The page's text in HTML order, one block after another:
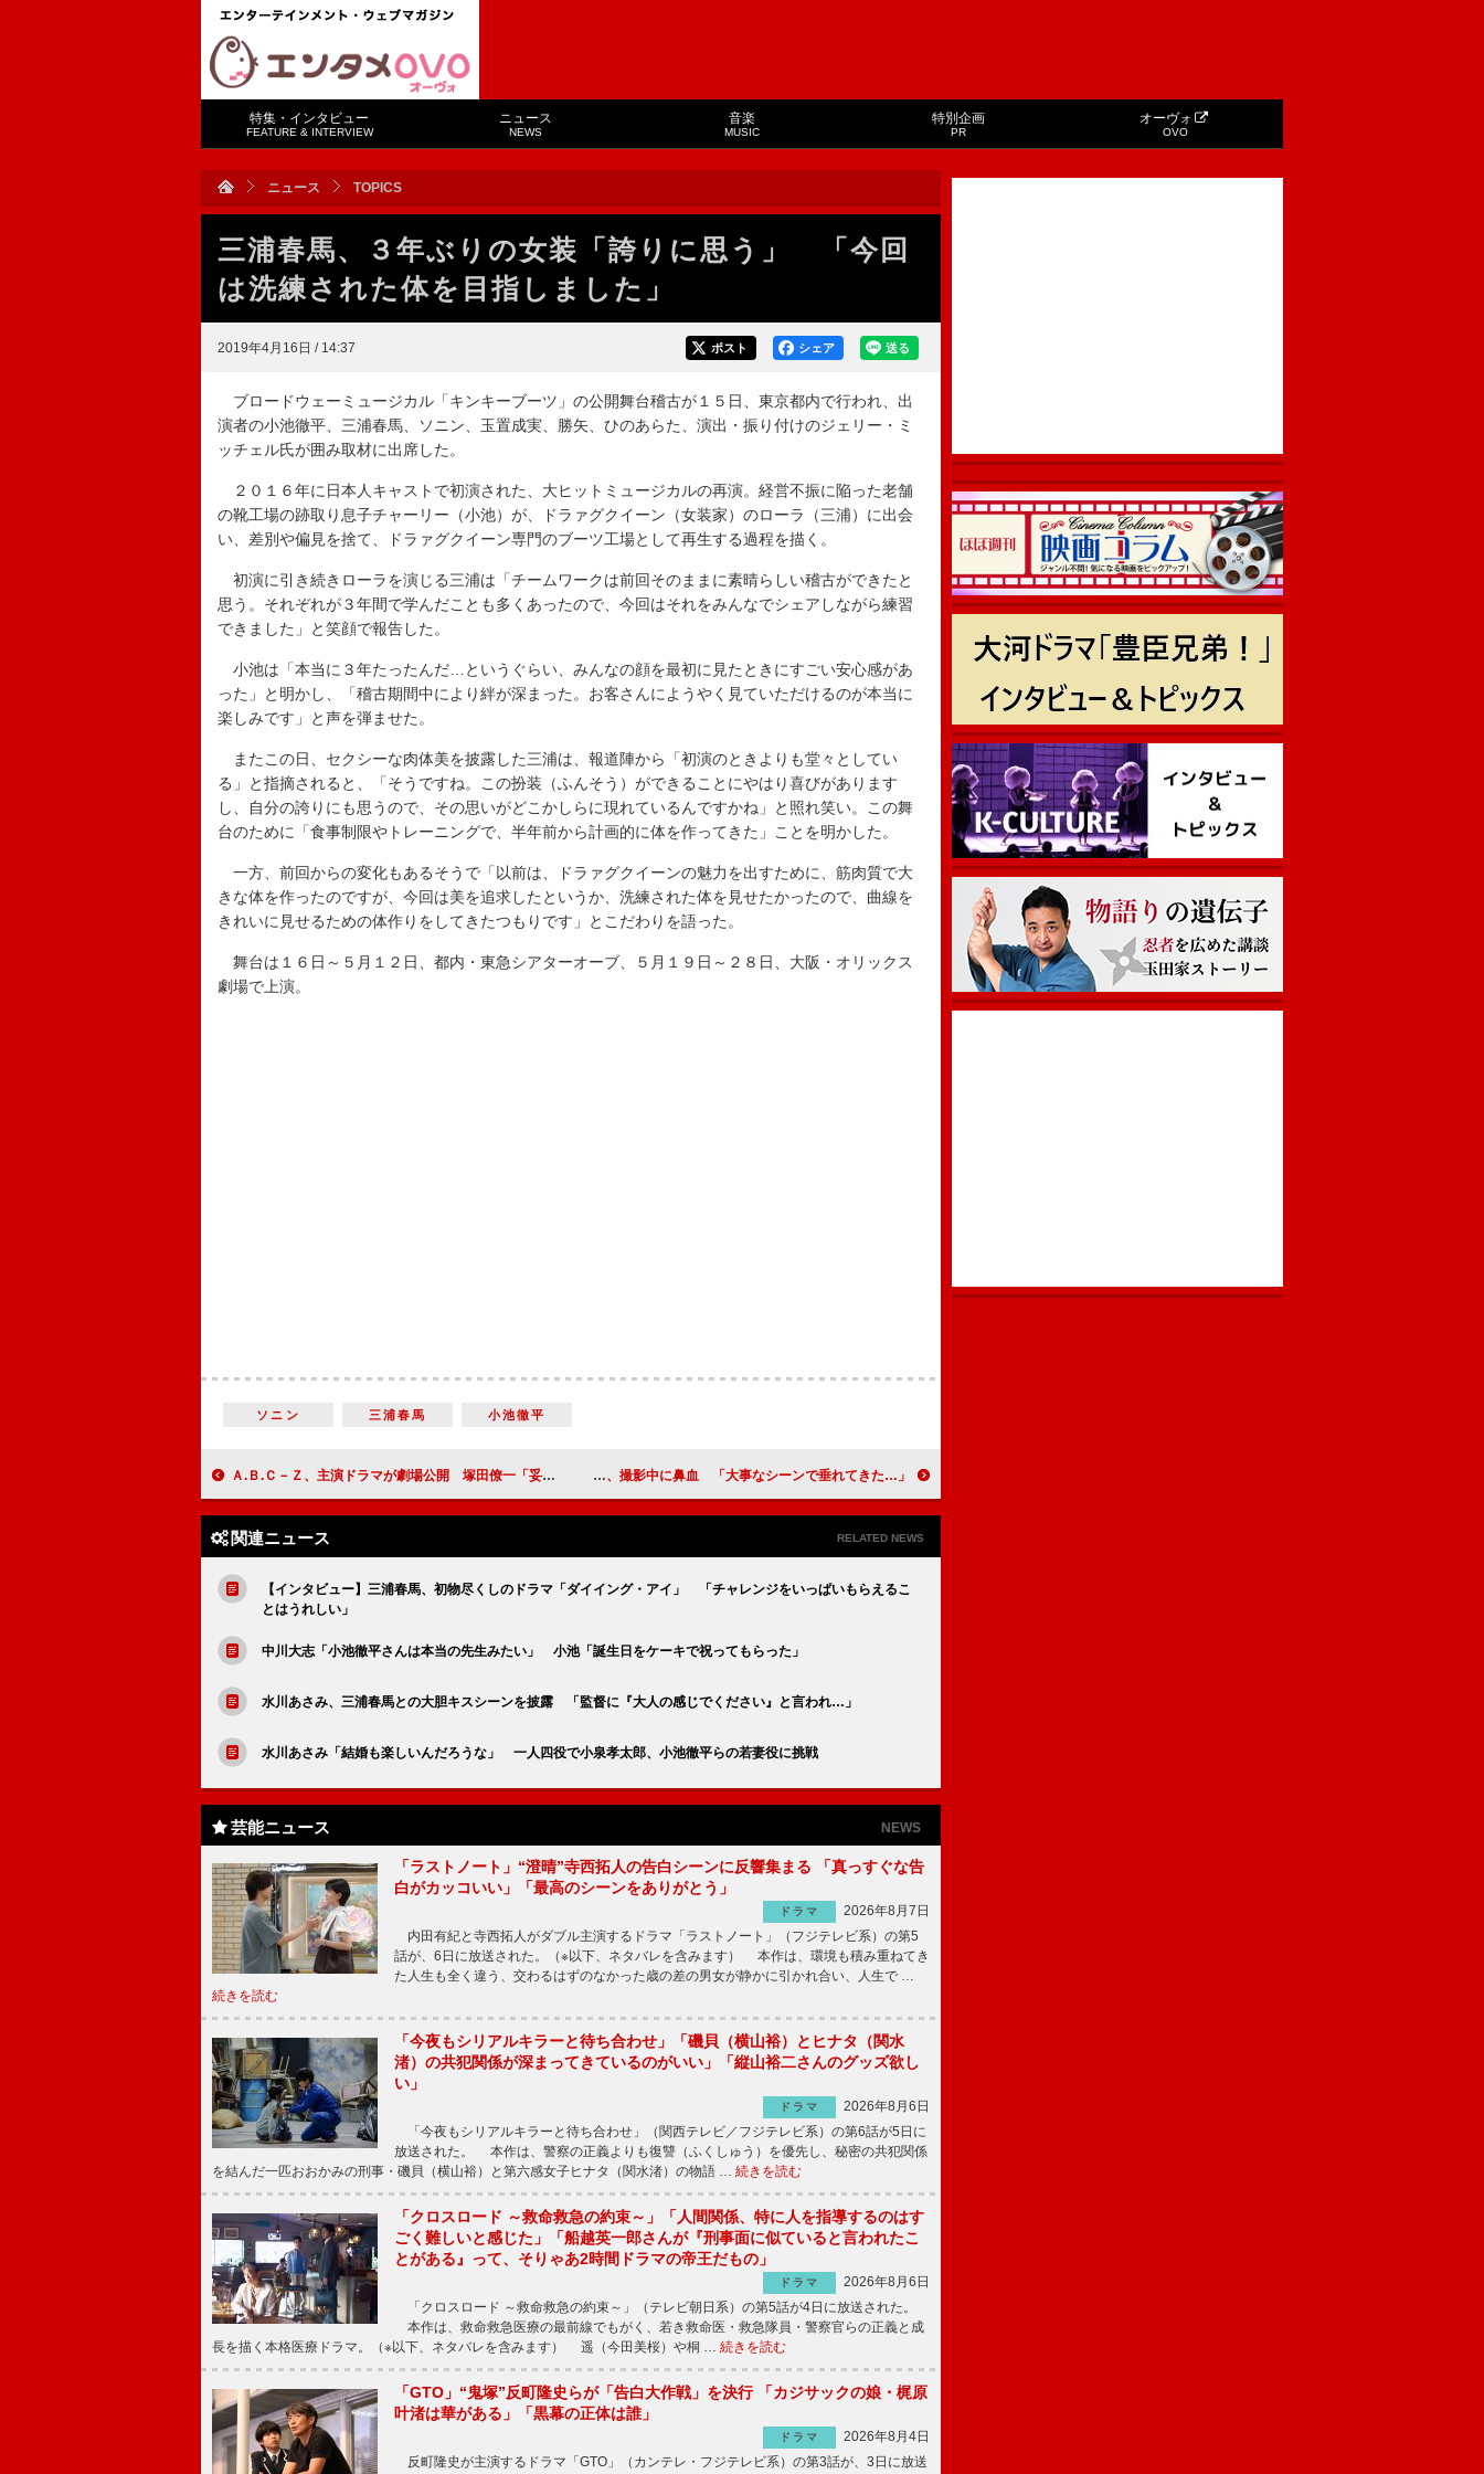
特集・インタビュー
FEATURE & INTERVIEW
ニュース
NEWS
音楽
MUSIC
特別企画
PR
オーヴォ
OVO
ニュース TOPICS
三浦春馬、３年ぶりの女装「誇りに思う」 「今回
は洗練された体を目指しました」
2019年4月16日 / 14:37 送る
シェア
ポスト
ブロードウェーミュージカル「キンキーブーツ」の公開舞台稽古が１５日、東京都内で行われ、出
演者の小池徹平、三浦春馬、ソニン、玉置成実、勝矢、ひのあらた、演出・振り付けのジェリー・ミ
ッチェル氏が囲み取材に出席した。
２０１６年に日本人キャストで初演された、大ヒットミュージカルの再演。経営不振に陥った老舗
の靴工場の跡取り息子チャーリー（小池）が、ドラァグクイーン（女装家）のローラ（三浦）に出会
い、差別や偏見を捨て、ドラァグクイーン専門のブーツ工場として再生する過程を描く。
初演に引き続きローラを演じる三浦は「チームワークは前回そのままに素晴らしい稽古ができたと
思う。それぞれが３年間で学んだことも多くあったので、今回はそれをみんなでシェアしながら練習
できました」と笑顔で報告した。
小池は「本当に３年たったんだ…というぐらい、みんなの顔を最初に見たときにすごい安心感があ
った」と明かし、「稽古期間中により絆が深まった。お客さんにようやく見ていただけるのが本当に
楽しみです」と声を弾ませた。
またこの日、セクシーな肉体美を披露した三浦は、報道陣から「初演のときよりも堂々としてい
る」と指摘されると、「そうですね。この扮装（ふんそう）ができることにやはり喜びがあります
し、自分の誇りにも思うので、その思いがどこかしらに現れているんですかね」と照れ笑い。この舞
台のために「食事制限やトレーニングで、半年前から計画的に体を作ってきた」ことを明かした。
一方、前回からの変化もあるそうで「以前は、ドラァグクイーンの魅力を出すために、筋肉質で大
きな体を作ったのですが、今回は美を追求したというか、洗練された体を見せたかったので、曲線を
きれいに見せるための体作りをしてきたつもりです」とこだわりを語った。
舞台は１６日～５月１２日、都内・東急シアターオーブ、５月１９日～２８日、大阪・オリックス
劇場で上演。
ソニン 三浦春馬 小池徹平
Ａ.Ｂ.Ｃ－Ｚ、主演ドラマが劇場公開 塚田僚一「妥協せずに作った」 玉森裕太、撮影中に鼻血 「大事なシーンで垂れてきた…」
関連ニュース RELATED NEWS
【インタビュー】三浦春馬、初物尽くしのドラマ「ダイイング・アイ」 「チャレンジをいっぱいもらえるこ
とはうれしい」
中川大志「小池徹平さんは本当の先生みたい」 小池「誕生日をケーキで祝ってもらった」
水川あさみ、三浦春馬との大胆キスシーンを披露 「監督に『大人の感じでください』と言われ…」
水川あさみ「結婚も楽しいんだろうな」 一人四役で小泉孝太郎、小池徹平らの若妻役に挑戦
芸能ニュース NEWS
「ラストノート」“澄晴”寺西拓人の告白シーンに反響集まる 「真っすぐな告
白がカッコいい」「最高のシーンをありがとう」
ドラマ
2026年8月7日
内田有紀と寺西拓人がダブル主演するドラマ「ラストノート」（フジテレビ系）の第5
話が、6日に放送された。（※以下、ネタバレを含みます） 本作は、環境も積み重ねてき
た人生も全く違う、交わるはずのなかった歳の差の男女が静かに引かれ合い、人生で …
続きを読む
「今夜もシリアルキラーと待ち合わせ」「磯貝（横山裕）とヒナタ（関水
渚）の共犯関係が深まってきているのがいい」「縦山裕二さんのグッズ欲し
い」
ドラマ
2026年8月6日
「今夜もシリアルキラーと待ち合わせ」（関西テレビ／フジテレビ系）の第6話が5日に
放送された。 本作は、警察の正義よりも復讐（ふくしゅう）を優先し、秘密の共犯関係
を結んだ一匹おおかみの刑事・磯貝（横山裕）と第六感女子ヒナタ（関水渚）の物語 … 続きを読む
「クロスロード ～救命救急の約束～」「人間関係、特に人を指導するのはす
ごく難しいと感じた」「船越英一郎さんが『刑事面に似ていると言われたこ
とがある』って、そりゃあ2時間ドラマの帝王だもの」
ドラマ
2026年8月6日
「クロスロード ～救命救急の約束～」（テレビ朝日系）の第5話が4日に放送された。
本作は、救命救急医療の最前線でもがく、若き救命医・救急隊員・警察官らの正義と成
長を描く本格医療ドラマ。（※以下、ネタバレを含みます） 遥（今田美桜）や桐 … 続きを読む
「GTO」“鬼塚”反町隆史らが「告白大作戦」を決行 「カジサックの娘・梶原
叶渚は華がある」「黒幕の正体は誰」
ドラマ
2026年8月4日
反町隆史が主演するドラマ「GTO」（カンテレ・フジテレビ系）の第3話が、3日に放送